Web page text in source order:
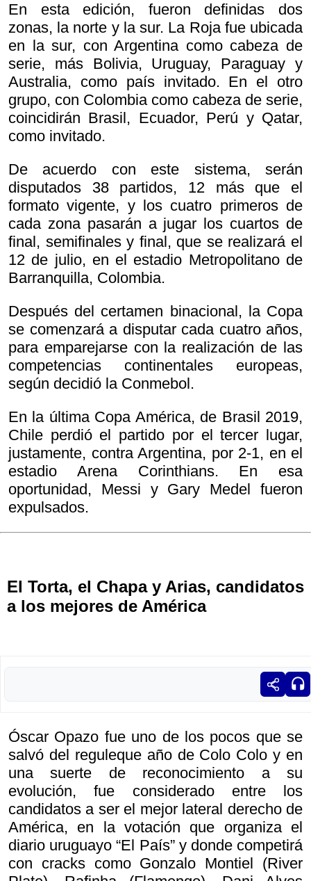
En esta edición, fueron definidas dos
zonas, la norte y la sur. La Roja fue ubicada
en la sur, con Argentina como cabeza de
serie, más Bolivia, Uruguay, Paraguay y
Australia, como país invitado. En el otro
grupo, con Colombia como cabeza de serie,
coincidirán Brasil, Ecuador, Perú y Qatar,
como invitado.
De acuerdo con este sistema, serán
disputados 38 partidos, 12 más que el
formato vigente, y los cuatro primeros de
cada zona pasarán a jugar los cuartos de
final, semifinales y final, que se realizará el
12 de julio, en el estadio Metropolitano de
Barranquilla, Colombia.
Después del certamen binacional, la Copa
se comenzará a disputar cada cuatro años,
para emparejarse con la realización de las
competencias continentales europeas,
según decidió la Conmebol.
En la última Copa América, de Brasil 2019,
Chile perdió el partido por el tercer lugar,
justamente, contra Argentina, por 2-1, en el
estadio Arena Corinthians. En esa
oportunidad, Messi y Gary Medel fueron
expulsados.
El Torta, el Chapa y Arias, candidatos
a los mejores de América
Óscar Opazo fue uno de los pocos que se
salvó del reguleque año de Colo Colo y en
una suerte de reconocimiento a su
evolución, fue considerado entre los
candidatos a ser el mejor lateral derecho de
América, en la votación que organiza el
diario uruguayo “El País” y donde competirá
con cracks como Gonzalo Montiel (River